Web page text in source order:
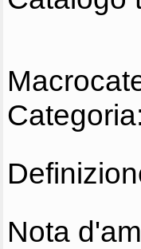
Categoria:
Nota